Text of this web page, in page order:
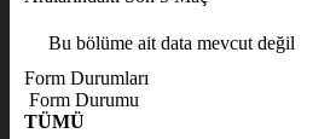
Bu bölüme ait data mevcut değil
Form Durumları
Form Durumu
TÜMÜ